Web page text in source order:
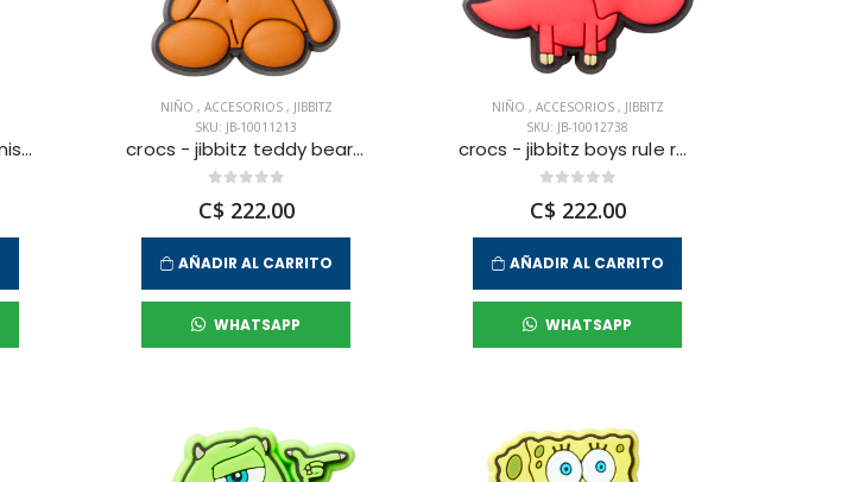
crocs - jibbitz patrick unisex
NIÑO , ACCESORIOS , JIBBITZ
SKU: JB-10011213
crocs - jibbitz teddy bear unisex
C$ 222.00
AÑADIR AL CARRITO
WHATSAPP
NIÑO , ACCESORIOS , JIBBITZ
SKU: JB-10012738
crocs - jibbitz boys rule red dino unisex
C$ 222.00
AÑADIR AL CARRITO
WHATSAPP